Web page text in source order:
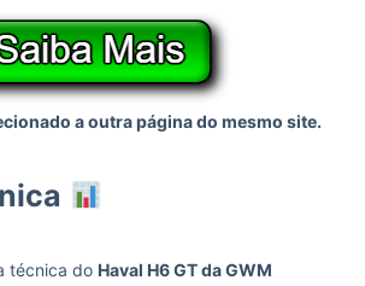
a outra página do mesmo site.
técnica do Haval H6 GT da GWM